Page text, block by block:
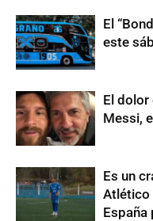
El
este
El dolor
Messi,
Es un
Atlético
España